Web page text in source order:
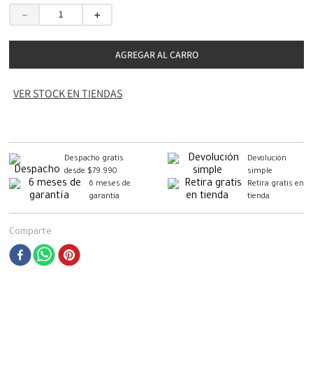
＋
－
AGREGAR AL CARRO
VER STOCK EN TIENDAS
Despacho gratis
desde $79.990
Devolución
simple
6 meses de
garantía
Retira gratis en
tienda
Comparte